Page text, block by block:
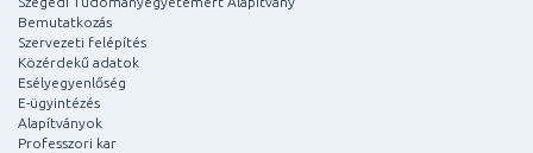
Bemutatkozás
Szervezeti felépítés
Közérdekű adatok
Esélyegyenlőség
E-ügyintézés
Alapítványok
Professzori kar